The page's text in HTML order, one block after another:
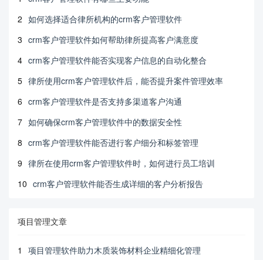
2 如何选择适合律所机构的crm客户管理软件
3 crm客户管理软件如何帮助律所提高客户满意度
4 crm客户管理软件能否实现客户信息的自动化整合
5 律所使用crm客户管理软件后，能否提升案件管理效率
6 crm客户管理软件是否支持多渠道客户沟通
7 如何确保crm客户管理软件中的数据安全性
8 crm客户管理软件能否进行客户细分和标签管理
9 律所在使用crm客户管理软件时，如何进行员工培训
10 crm客户管理软件能否生成详细的客户分析报告
项目管理文章
1
项目管理软件助力木质装饰材料企业精细化管理